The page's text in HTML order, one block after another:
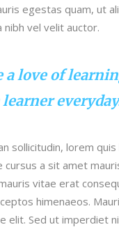
egestas quam, ut
nibh vel velit auctor.
a love of
sollicitudin, lorem
a sit amet
vitae erat
himenaeos.
elit. Sed ut imperdiet